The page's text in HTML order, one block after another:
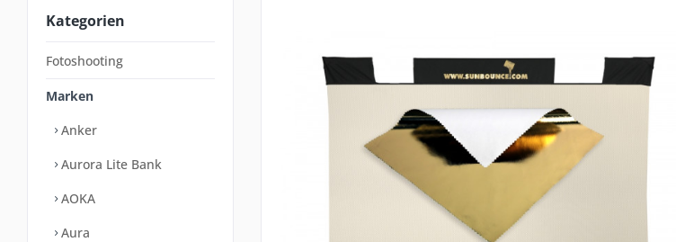
Kategorien
Fotoshooting
Marken
Anker
Aurora Lite Bank
AOKA
Aura